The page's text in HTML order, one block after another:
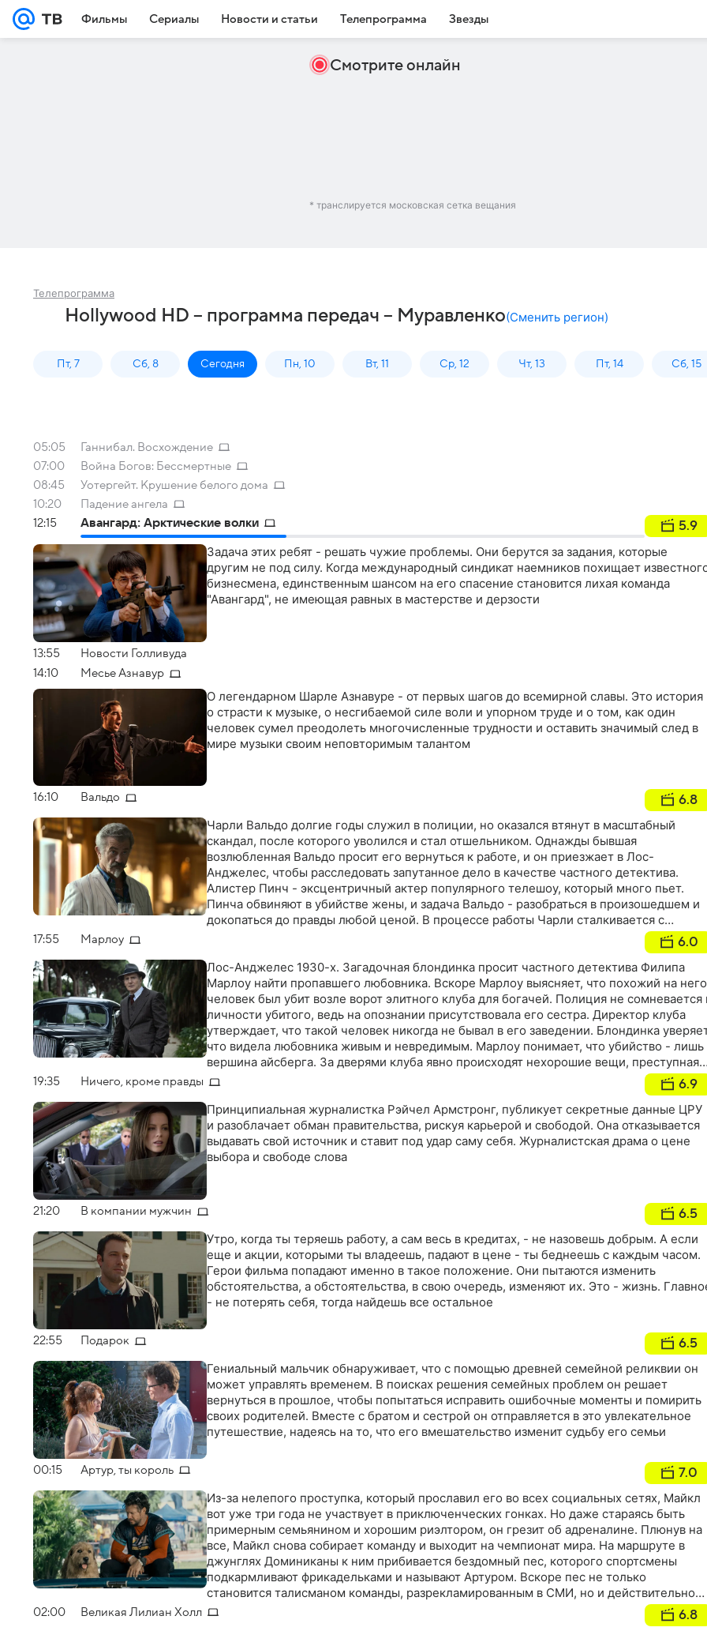
Фильмы Сериалы Новости и статьи Телепрограмма Звезды
Смотрите онлайн
* транслируется московская сетка вещания
Телепрограмма
Hollywood HD – программа передач – Муравленко(Сменить регион)
Пт, 7 Сб, 8 Сегодня Пн, 10 Вт, 11 Ср, 12 Чт, 13 Пт, 14 Сб, 15
05:05
Ганнибал. Восхождение
07:00
Война Богов: Бессмертные
08:45
Уотергейт. Крушение белого дома
10:20
Падение ангела
12:15
Авангард: Арктические волки 5.9
Задача этих ребят - решать чужие проблемы. Они берутся за задания, которые
другим не под силу. Когда международный синдикат наемников похищает
бизнесмена, единственным шансом на его спасение становится лихая команда
"Авангард", не имеющая равных в мастерстве и дерзости
13:55
Новости Голливуда
14:10
Месье Азнавур
О легендарном Шарле Азнавуре - от первых шагов до всемирной славы. Это история
о страсти к музыке, о несгибаемой силе воли и упорном труде и о том, как один
человек сумел преодолеть многочисленные трудности и оставить значимый след в
мире музыки своим неповторимым талантом
16:10 Вальдо 6.8
Чарли Вальдо долгие годы служил в полиции, но оказался втянут в масштабный
скандал, после которого уволился и стал отшельником. Однажды бывшая
возлюбленная Вальдо просит его вернуться к работе, и он приезжает в Лос-
Анджелес, чтобы расследовать запутанное дело в качестве частного детектива.
Алистер Пинч - эксцентричный актер популярного телешоу, который много пьет.
Пинча обвиняют в убийстве жены, и задача Вальдо - разобраться в произошедшем и
докопаться до правды любой ценой. В процессе работы Чарли сталкивается с
17:55 Марлоу 6.0
Лос-Анджелес 1930-х. Загадочная блондинка просит частного детектива Филипа
Марлоу найти пропавшего любовника. Вскоре Марлоу выясняет, что похожий на него
человек был убит возле ворот элитного клуба для богачей. Полиция не сомневается
личности убитого, ведь на опознании присутствовала его сестра. Директор клуба
утверждает, что такой человек никогда не бывал в его заведении. Блондинка
что видела любовника живым и невредимым. Марлоу понимает, что убийство - лишь
вершина айсберга. За дверями клуба явно происходят нехорошие вещи, преступная
сеть опутывает весь город, и герою предстоит выяснить, кто дергает за ниточки
19:35 Ничего, кроме правды 6.9
Принципиальная журналистка Рэйчел Армстронг, публикует секретные данные ЦРУ
и разоблачает обман правительства, рискуя карьерой и свободой. Она отказывается
выдавать свой источник и ставит под удар саму себя. Журналистская драма о цене
выбора и свободе слова
21:20 В компании мужчин 6.5
Утро, когда ты теряешь работу, а сам весь в кредитах, - не назовешь добрым. А если
еще и акции, которыми ты владеешь, падают в цене - ты беднеешь с каждым часом.
Герои фильма попадают именно в такое положение. Они пытаются изменить
обстоятельства, а обстоятельства, в свою очередь, изменяют их. Это - жизнь.
- не потерять себя, тогда найдешь все остальное
22:55 Подарок 6.5
Гениальный мальчик обнаруживает, что с помощью древней семейной реликвии он
может управлять временем. В поисках решения семейных проблем он решает
вернуться в прошлое, чтобы попытаться исправить ошибочные моменты и помирить
своих родителей. Вместе с братом и сестрой он отправляется в это увлекательное
путешествие, надеясь на то, что его вмешательство изменит судьбу его семьи
00:15 Артур, ты король 7.0
Из-за нелепого проступка, который прославил его во всех социальных сетях, Майкл
вот уже три года не участвует в приключенческих гонках. Но даже стараясь быть
примерным семьянином и хорошим риэлтором, он грезит об адреналине. Плюнув на
все, Майкл снова собирает команду и выходит на чемпионат мира. На маршруте в
джунглях Доминиканы к ним прибивается бездомный пес, которого спортсмены
подкармливают фрикадельками и называют Артуром. Вскоре пес не только
становится талисманом команды, разрекламированным в СМИ, но и действительно
помогает Майклу и его соратникам на сложном пути к победе
02:00 Великая Лилиан Холл 6.8